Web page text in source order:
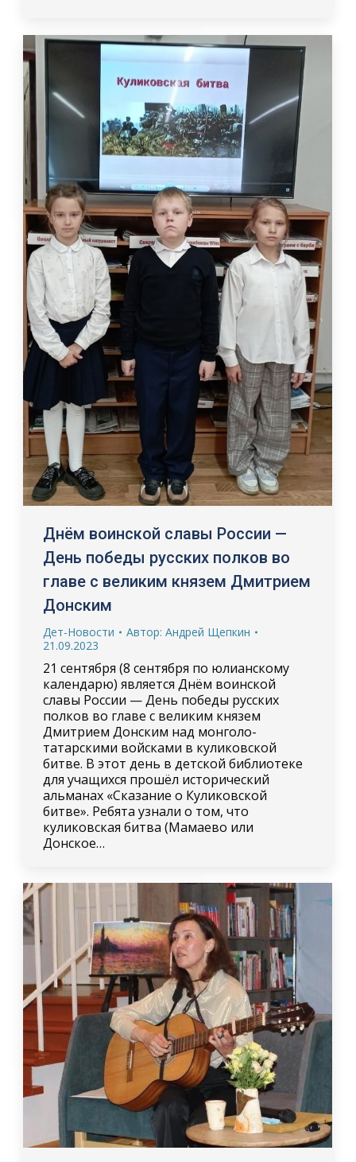
Днём воинской славы России —
День победы русских полков во
главе с великим князем Дмитрием
Донским
Дет-Новости Автор: Андрей Щепкин
21.09.2023
21 сентября (8 сентября по юлианскому
календарю) является Днём воинской
славы России — День победы русских
полков во главе с великим князем
Дмитрием Донским над монголо-
татарскими войсками в куликовской
битве. В этот день в детской библиотеке
для учащихся прошёл исторический
альманах «Сказание о Куликовской
битве». Ребята узнали о том, что
куликовская битва (Мамаево или
Донское…